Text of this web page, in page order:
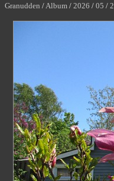
Granudden /Album / 2026 / 05 /